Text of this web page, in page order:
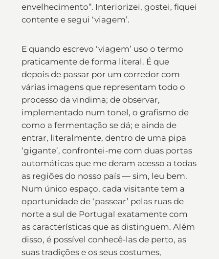
envelhecimento”. Interiorizei, gostei, fiquei
contente e segui ‘viagem’.
E quando escrevo ‘viagem’ uso o termo
praticamente de forma literal. É que
depois de passar por um corredor com
várias imagens que representam todo o
processo da vindima; de observar,
implementado num tonel, o grafismo de
como a fermentação se dá; e ainda de
entrar, literalmente, dentro de uma pipa
‘gigante’, confrontei-me com duas portas
automáticas que me deram acesso a todas
as regiões do nosso país — sim, leu bem.
Num único espaço, cada visitante tem a
oportunidade de ‘passear’ pelas ruas de
norte a sul de Portugal exatamente com
as características que as distinguem. Além
disso, é possível conhecê-las de perto, as
suas tradições e os seus costumes,